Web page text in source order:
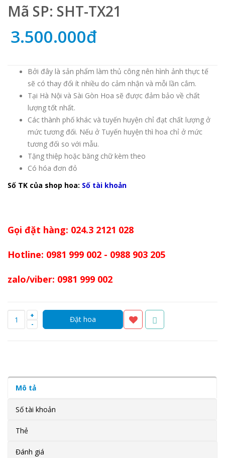
Mã SP: SHT-TX21
3.500.000đ
Bởi đây là sản phẩm làm thủ công nên hình ảnh thực tế
sẽ có thay đổi ít nhiều do cảm nhận và mỗi lần cắm.
Tại Hà Nội và Sài Gòn Hoa sẽ được đảm bảo về chất
lượng tốt nhất.
Các thành phố khác và tuyến huyện chỉ đạt chất lượng ở
mức tương đối. Nếu ở Tuyến huyện thì hoa chỉ ở mức
tương đối so với mẫu.
Tặng thiệp hoặc băng chữ kèm theo
Có hóa đơn đỏ
Số TK của shop hoa: Số tài khoản
Gọi đặt hàng: 024.3 2121 028
Hotline: 0981 999 002 - 0988 903 205
zalo/viber: 0981 999 002
-
+
Mô tả
Số tài khoản
Thẻ
Đánh giá